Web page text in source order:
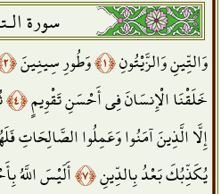
سورة
وَالتِّينِ وَالزَّيْتُونِ﴿١﴾ وَطُورِ سِينِينَ﴿٢﴾
خَلَقْنَا الْإِنسَانَ فِي أَحْسَنِ تَقْوِيمٍ﴿٤﴾
إِلَّا الَّذِينَ آمَنُوا وَعَمِلُوا الصَّالِحَاتِ
يُكَذِّبُكَ بَعْدُ بِالدِّينِ﴿٧﴾ أَلَيْسَ اللَّهُ